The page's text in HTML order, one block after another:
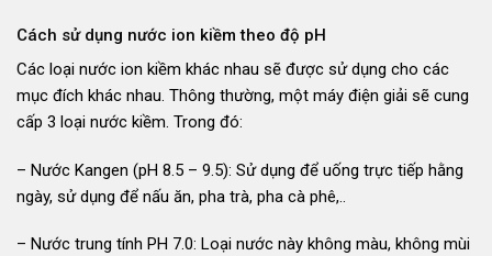
Cách sử dụng nước ion kiềm theo độ pH
Các loại nước ion kiềm khác nhau sẽ được sử dụng cho các
mục đích khác nhau. Thông thường, một máy điện giải sẽ cung
cấp 3 loại nước kiềm. Trong đó:
– Nước Kangen (pH 8.5 – 9.5): Sử dụng để uống trực tiếp hằng
ngày, sử dụng để nấu ăn, pha trà, pha cà phê,..
– Nước trung tính PH 7.0: Loại nước này không màu, không mùi